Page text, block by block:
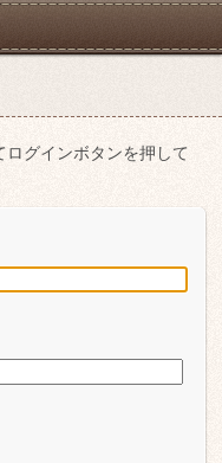
グインボタンを押して